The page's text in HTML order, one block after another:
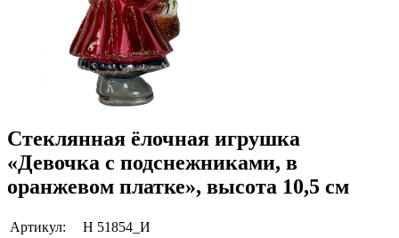
Стеклянная ёлочная игрушка
«Девочка с подснежниками, в
оранжевом платке», высота 10,5 см
Артикул:
Н 51854_И